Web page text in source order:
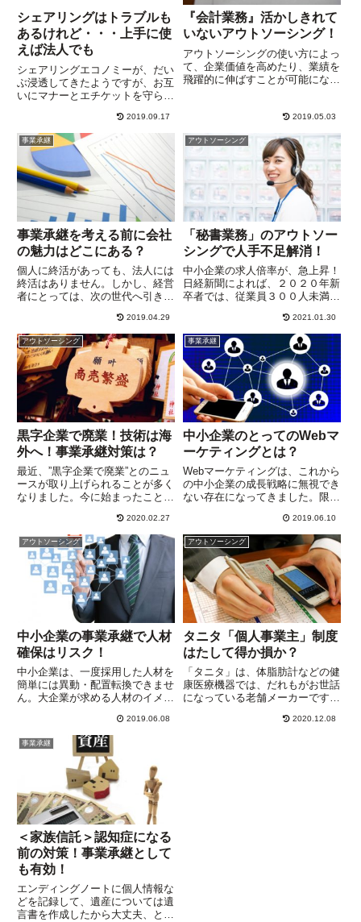
シェアリングはトラブルも
あるけれど・・・上手に使
えば法人でも
シェアリングエコノミーが、だい
ぶ浸透してきたようですが、お互
いにマナーとエチケットを守らな
ングは、自分の所有物であって
も、他人に使ってもらうわけです
から、それなりにメンテナンスは
必要です。使いたくなければ使っ
て...
2019.09.17
『会計業務』活かしきれて
いないアウトソーシング！
アウトソーシングの使い方によっ
て、企業価値を高めたり、業績を
飛躍的に伸ばすことが可能になり
トを頼んだり、自社で製造できな
い部品を外部業者に注文したりす
ることが頭に浮かんできま
2019.05.03
事業承継
事業承継を考える前に会社
の魅力はどこにある？
個人に終活があっても、法人には
終活はありません。しかし、経営
者にとっては、次の世代へ引き継
業承継。”自分の代でおしまい” と
考えている経営者もいます。家族
経営の会社であれば、それでいい
かもしれませんが、多くの...
2019.04.29
アウトソーシング
「秘書業務」のアウトソー
シングで人手不足解消！
中小企業の求人倍率が、急上昇！
日経新聞によれば、２０２０年新
卒者では、従業員３００人未満の
人倍率が１．８３倍なので、その
差は歴然。以前このサイトでも、
中小企業が正社員の採用を前提と
して会社を運営維持していくこ
と...
2021.01.30
アウトソーシング
黒字企業で廃業！技術は海
外へ！事業承継対策は？
最近、”黒字企業で廃業”とのニュ
ースが取り上げられることが多く
なりました。今に始まったことで
です。なかには、１０人以上の従
業員をかかえて廃業する企業も。
消費者にとって、中小零細企業の
廃業はあまり関係ない、と思う...
2020.02.27
事業承継
中小企業のとってのWebマ
ーケティングとは？
Webマーケティングは、これから
の中小企業の成長戦略に無視でき
ない存在になってきました。限ら
すことは、事業規模にかかわらず
大きなテーマです。Google広告
のＡＩ推進が、中小企業にとって
強力な開拓ツールになる可能性
も・・・
2019.06.10
アウトソーシング
中小企業の事業承継で人材
確保はリスク！
中小企業は、一度採用した人材を
簡単には異動・配置転換できませ
ん。大企業が求める人材のイメー
おく必要があります。大企業が目
指しているのはＡＩを軸にした戦
略。中小企業には別の強みがあ
り、それを生かすのは・・・
2019.06.08
アウトソーシング
タニタ「個人事業主」制度
はたして得か損か？
「タニタ」は、体脂肪計などの健
康医療機器では、だれもがお世話
になっている老舗メーカーです。
「個人事業主」制度は、社員の希
2020.12.08
事業承継
＜家族信託＞認知症になる
前の対策！事業承継として
も有効！
エンディングノートに個人情報な
どを記録して、遺産については遺
言書を作成したから大丈夫、と思